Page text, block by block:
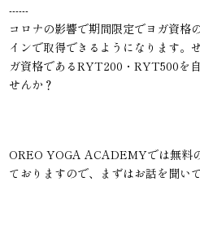
------
コロナの影響で期間限定でヨガ資
インで取得できるようになります。
ガ資格であるRYT200・RYT500を
せんか？
OREO YOGA ACADEMYでは無料
ておりますので、まずはお話を聞い